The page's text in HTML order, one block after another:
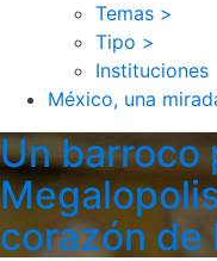
Temas >
Tipo >
Instituciones
México, una
Un barroco
corazón de